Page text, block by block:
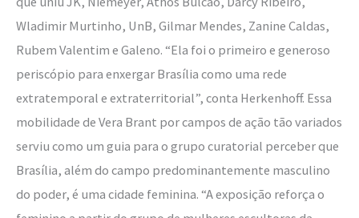
Wladimir Murtinho, UnB, Gilmar Mendes, Zanine Caldas,
Rubem Valentim e Galeno. “Ela foi o primeiro e generoso
periscópio para enxergar Brasília como uma rede
extratemporal e extraterritorial”, conta Herkenhoff. Essa
mobilidade de Vera Brant por campos de ação tão variados
serviu como um guia para o grupo curatorial perceber que
Brasília, além do campo predominantemente masculino
do poder, é uma cidade feminina. “A exposição reforça o